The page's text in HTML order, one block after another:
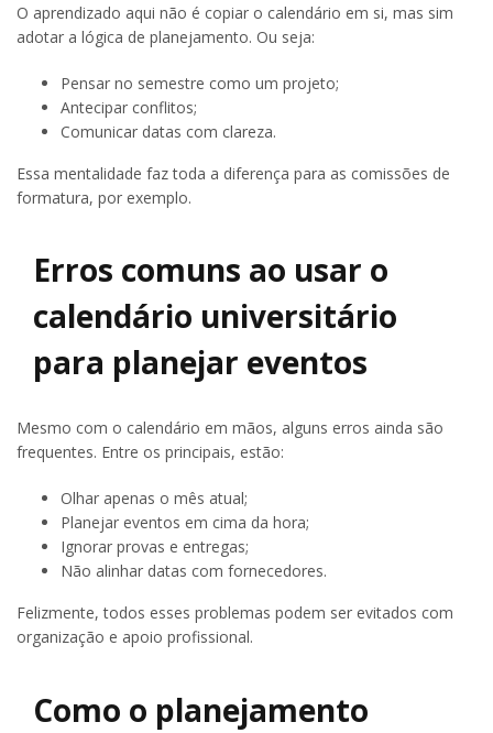
O aprendizado aqui não é copiar o calendário em si, mas sim
adotar a lógica de planejamento. Ou seja:
Pensar no semestre como um projeto;
Antecipar conflitos;
Comunicar datas com clareza.
Essa mentalidade faz toda a diferença para as comissões de
formatura, por exemplo.
Erros comuns ao usar o
calendário universitário
para planejar eventos
Mesmo com o calendário em mãos, alguns erros ainda são
frequentes. Entre os principais, estão:
Olhar apenas o mês atual;
Planejar eventos em cima da hora;
Ignorar provas e entregas;
Não alinhar datas com fornecedores.
Felizmente, todos esses problemas podem ser evitados com
organização e apoio profissional.
Como o planejamento